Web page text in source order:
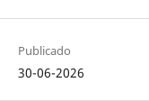
Publicado
30-06-2026